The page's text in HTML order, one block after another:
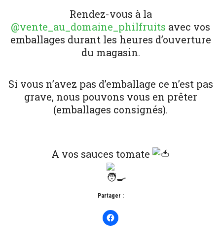
Rendez-vous à la
@vente_au_domaine_philfruits avec vos
emballages durant les heures d’ouverture
du magasin.
Si vous n’avez pas d’emballage ce n’est pas
grave, nous pouvons vous en prêter
(emballages consignés).
A vos sauces tomate
Partager :